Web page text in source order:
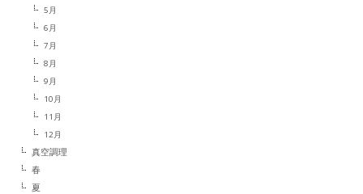
5月
6月
7月
8月
9月
10月
11月
12月
真空調理
春
夏